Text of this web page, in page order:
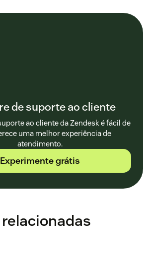
de suporte ao cliente
ao cliente da Zendesk é fácil de
uma melhor experiência de
atendimento.
Experimente grátis